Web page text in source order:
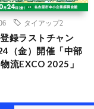
タイアップ2
録ラストチャン
（金）開催「中部
流EXCO 2025」